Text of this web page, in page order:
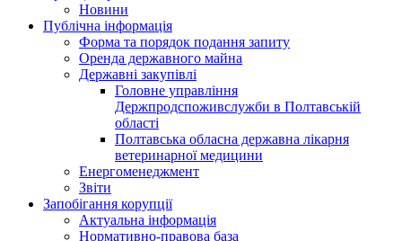
Новини
Публічна інформація
Форма та порядок подання запиту
Оренда державного майна
Державні закупівлі
Головне управління
Держпродспоживслужби в Полтавській
області
Полтавська обласна державна лікарня
ветеринарної медицини
Енергоменеджмент
Звіти
Запобігання корупції
Актуальна інформація
Нормативно-правова база